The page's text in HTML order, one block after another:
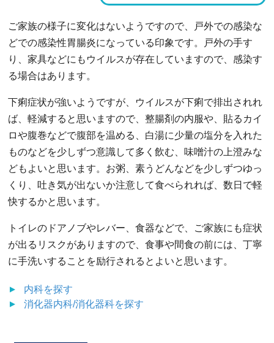
ご家族の様子に変化はないようですので、戸外での感染な
どでの感染性胃腸炎になっている印象です。戸外の手す
り、家具などにもウイルスが存在していますので、感染す
る場合はあります。
下痢症状が強いようですが、ウイルスが下痢で排出されれ
ば、軽減すると思いますので、整腸剤の内服や、貼るカイ
ロや腹巻などで腹部を温める、白湯に少量の塩分を入れた
ものなどを少しずつ意識して多く飲む、味噌汁の上澄みな
どもよいと思います。お粥、素うどんなどを少しずつゆっ
くり、吐き気が出ないか注意して食べられれば、数日で軽
快するかと思います。
トイレのドアノブやレバー、食器などで、ご家族にも症状
が出るリスクがありますので、食事や間食の前には、丁寧
に手洗いすることを励行されるとよいと思います。
内科を探す
消化器内科/消化器科を探す